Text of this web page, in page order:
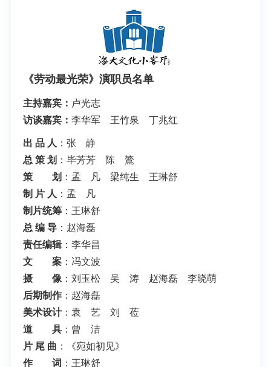
《劳动最光荣》演职员名单
主持嘉宾： 卢光志
访谈嘉宾： 李华军 王竹泉 丁兆红
出 品 人 ：张 静
总 策 划 ：毕芳芳 陈 鷟
策 划 ：孟 凡 梁纯生 王琳舒
制 片 人 ：孟 凡
制片统筹：王琳舒
总 编 导：赵海磊
责任编辑：李华昌
文 案：冯文波
摄 像 ：刘玉松 吴 涛 赵海磊 李晓萌
后期制作：赵海磊
美术设计：袁 艺 刘 莅
道 具：曾 洁
片 尾 曲 ：《宛如初见》
作 词 ：王琳舒